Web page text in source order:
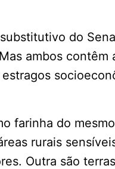
do
ambos contêm
farinha do
rurais
Outra são